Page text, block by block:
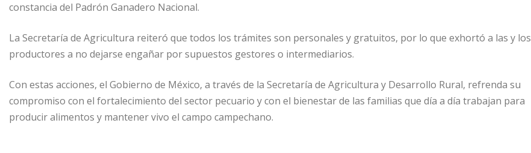
constancia del Padrón Ganadero Nacional.
La Secretaría de Agricultura reiteró que todos los trámites son personales y gratuitos, por lo que exhortó a las y los
productores a no dejarse engañar por supuestos gestores o intermediarios.
Con estas acciones, el Gobierno de México, a través de la Secretaría de Agricultura y Desarrollo Rural, refrenda su
compromiso con el fortalecimiento del sector pecuario y con el bienestar de las familias que día a día trabajan para
producir alimentos y mantener vivo el campo campechano.